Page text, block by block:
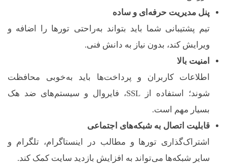
پنل مدیریت حرفه‌ای و ساده
تیم پشتیبانی شما باید بتواند به‌راحتی تورها را اضافه و
ویرایش کند، بدون نیاز به دانش فنی.
امنیت بالا
اطلاعات کاربران و پرداخت‌ها باید به‌خوبی محافظت
شوند؛ استفاده از SSL، فایروال و سیستم‌های ضد هک
بسیار مهم است.
قابلیت اتصال به شبکه‌های اجتماعی
اشتراک‌گذاری تورها و مطالب در اینستاگرام، تلگرام و
سایر شبکه‌ها می‌تواند به افزایش بازدید سایت کمک کند.